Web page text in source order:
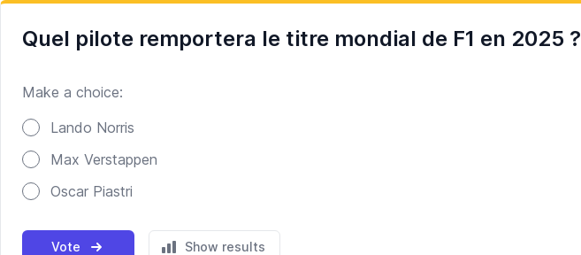
Quel pilote remportera le titre mondial de F1 en 2025 ?
Make a choice:
Lando Norris
Max Verstappen
Oscar Piastri
Vote Show results